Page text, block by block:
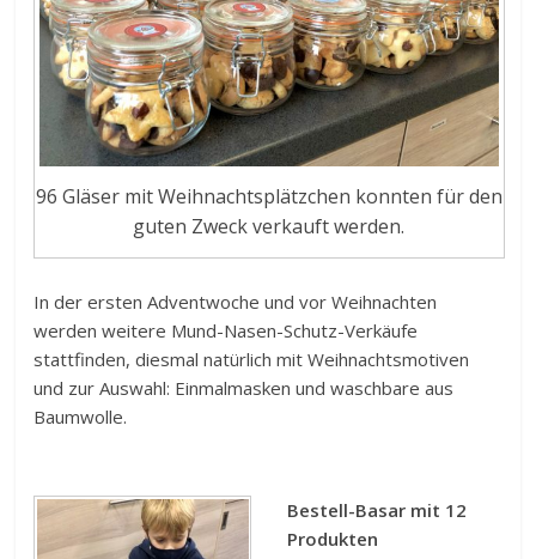
96 Gläser mit Weihnachtsplätzchen konnten für den
guten Zweck verkauft werden.
In der ersten Adventwoche und vor Weihnachten
werden weitere Mund-Nasen-Schutz-Verkäufe
stattfinden, diesmal natürlich mit Weihnachtsmotiven
und zur Auswahl: Einmalmasken und waschbare aus
Baumwolle.
Bestell-Basar mit 12
Produkten